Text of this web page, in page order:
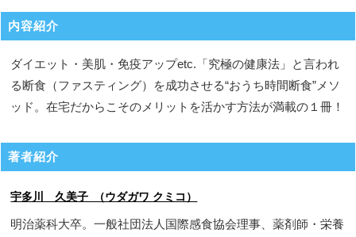
内容紹介
ダイエット・美肌・免疫アップetc.「究極の健康法」と言われ
る断食（ファスティング）を成功させる“おうち時間断食”メソ
ッド。在宅だからこそのメリットを活かす方法が満載の１冊！
著者紹介
宇多川 久美子 （ウダガワ クミコ）
明治薬科大卒。一般社団法人国際感食協会理事、薬剤師・栄養